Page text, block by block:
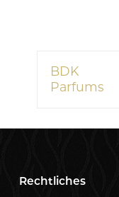
BDK
Parfums
Rechtliches